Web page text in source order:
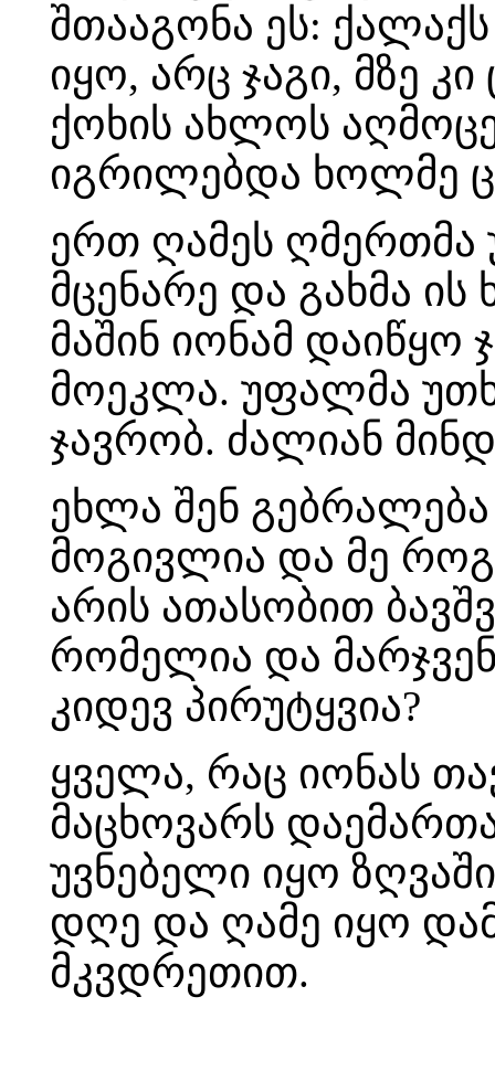
შთააგონა ეს:
იყო, არც ჯაგი, მზე
ქოხის ახლოს
იგრილებდა ხოლმე
ერთ ღამეს ღმერთმა
მცენარე და გახმა
მაშინ იონამ
მოეკლა. უფალმა
ჯავრობ. ძალიან
ეხლა შენ
მოგივლია და მე
არის ათასობით
რომელია და
კიდევ პირუტყვია?
ყველა, რაც იონას
მაცხოვარს
უვნებელი იყო
დღე და ღამე იყო
მკვდრეთით.